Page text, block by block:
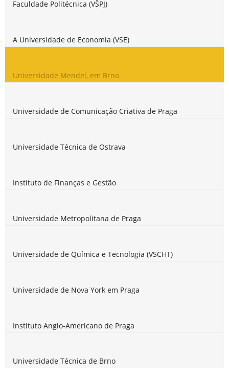
Faculdade Politécnica (VŠPJ)
A Universidade de Economia (VSE)
Universidade Mendel, em Brno
Universidade de Comunicação Criativa de Praga
Universidade Técnica de Ostrava
Instituto de Finanças e Gestão
Universidade Metropolitana de Praga
Universidade de Química e Tecnologia (VSCHT)
Universidade de Nova York em Praga
Instituto Anglo-Americano de Praga
Universidade Técnica de Brno